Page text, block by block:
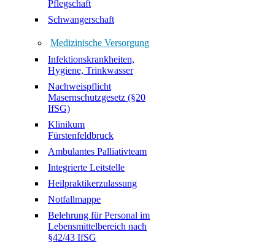
Pflegschaft
Schwangerschaft
Medizinische Versorgung
Infektionskrankheiten,
Hygiene, Trinkwasser
Nachweispflicht
Masernschutzgesetz (§20
IfSG)
Klinikum
Fürstenfeldbruck
Ambulantes Palliativteam
Integrierte Leitstelle
Heilpraktikerzulassung
Notfallmappe
Belehrung für Personal im
Lebensmittelbereich nach
§42/43 IfSG